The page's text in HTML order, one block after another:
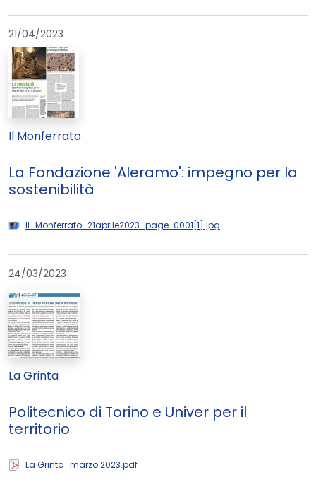
21/04/2023
Il Monferrato
La Fondazione 'Aleramo': impegno per la
sostenibilità
Il_Monferrato_21aprile2023_page-0001[1].jpg
24/03/2023
La Grinta
Politecnico di Torino e Univer per il
territorio
La Grinta_marzo 2023.pdf